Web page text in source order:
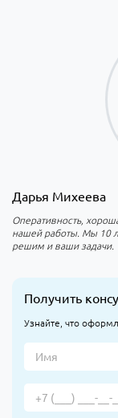
Дарья Михеева
Оперативность,
нашей работы. Мы 10
решим и ваши задачи.
Получить
Узнайте, что